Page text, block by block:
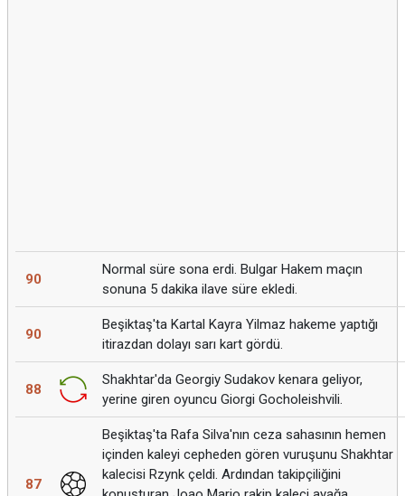
90
Normal süre sona erdi. Bulgar Hakem maçın
sonuna 5 dakika ilave süre ekledi.
90
Beşiktaş'ta Kartal Kayra Yilmaz hakeme yaptığı
itirazdan dolayı sarı kart gördü.
88
Shakhtar'da Georgiy Sudakov kenara geliyor,
yerine giren oyuncu Giorgi Gocholeishvili.
87
Beşiktaş'ta Rafa Silva'nın ceza sahasının hemen
içinden kaleyi cepheden gören vuruşunu Shakhtar
kalecisi Rzynk çeldi. Ardından takipçiliğini